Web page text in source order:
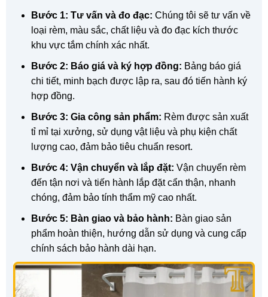
Bước 1: Tư vấn và đo đạc: Chúng tôi sẽ tư vấn về
loại rèm, màu sắc, chất liệu và đo đạc kích thước
khu vực tắm chính xác nhất.
Bước 2: Báo giá và ký hợp đồng: Bảng báo giá
chi tiết, minh bạch được lập ra, sau đó tiến hành ký
hợp đồng.
Bước 3: Gia công sản phẩm: Rèm được sản xuất
tỉ mỉ tại xưởng, sử dụng vật liệu và phụ kiện chất
lượng cao, đảm bảo tiêu chuẩn resort.
Bước 4: Vận chuyển và lắp đặt: Vận chuyển rèm
đến tận nơi và tiến hành lắp đặt cẩn thận, nhanh
chóng, đảm bảo tính thẩm mỹ cao nhất.
Bước 5: Bàn giao và bảo hành: Bàn giao sản
phẩm hoàn thiện, hướng dẫn sử dụng và cung cấp
chính sách bảo hành dài hạn.